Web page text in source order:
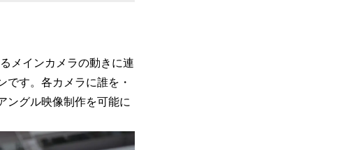
メインカメラの動きに連
す。各カメラに誰を・
ングル映像制作を可能に